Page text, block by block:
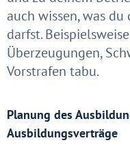
auch wissen, was
darfst.
Überzeugungen,
Vorstrafen tabu.
Planung des
Ausbildungsverträge